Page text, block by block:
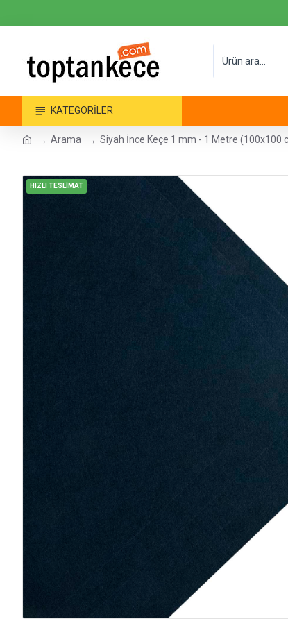
KATEGORILER
Arama Siyah İnce Keçe 1 mm - 1 Metre (100x100
HIZLI TESLİMAT